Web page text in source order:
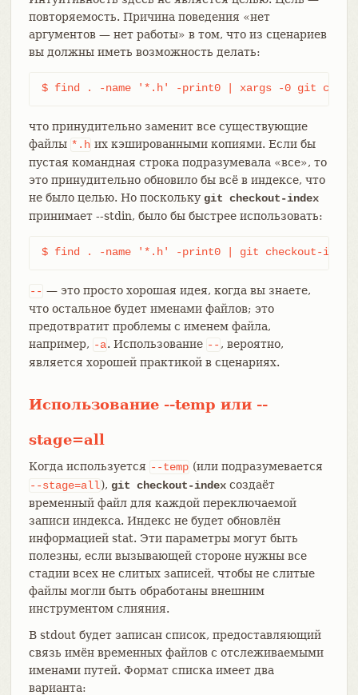
повторяемость. Причина поведения «нет
аргументов — нет работы» в том, что из сценариев
вы должны иметь возможность делать:
$ find . -name '*.h' -print0 | xargs -0 git
что принудительно заменит все существующие
файлы *.h их кэшированными копиями. Если бы
пустая командная строка подразумевала «все», то
это принудительно обновило бы всё в индексе, что
не было целью. Но поскольку git checkout-index
принимает --stdin, было бы быстрее использовать:
$ find . -name '*.h' -print0 | git checkout-
-- — это просто хорошая идея, когда вы знаете,
что остальное будет именами файлов; это
предотвратит проблемы с именем файла,
например, -a. Использование -- , вероятно,
является хорошей практикой в сценариях.
Использование --temp или --
stage=all
Когда используется --temp (или подразумевается
--stage=all), git checkout-indexсоздаёт
временный файл для каждой переключаемой
записи индекса. Индекс не будет обновлён
информацией stat. Эти параметры могут быть
полезны, если вызывающей стороне нужны все
стадии всех не слитых записей, чтобы не слитые
файлы могли быть обработаны внешним
инструментом слияния.
В stdout будет записан список, предоставляющий
связь имён временных файлов с отслеживаемыми
именами путей. Формат списка имеет два
варианта: